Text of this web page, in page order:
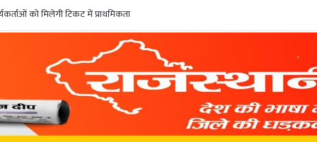
को मिलेगी टिकट में प्राथमिकता